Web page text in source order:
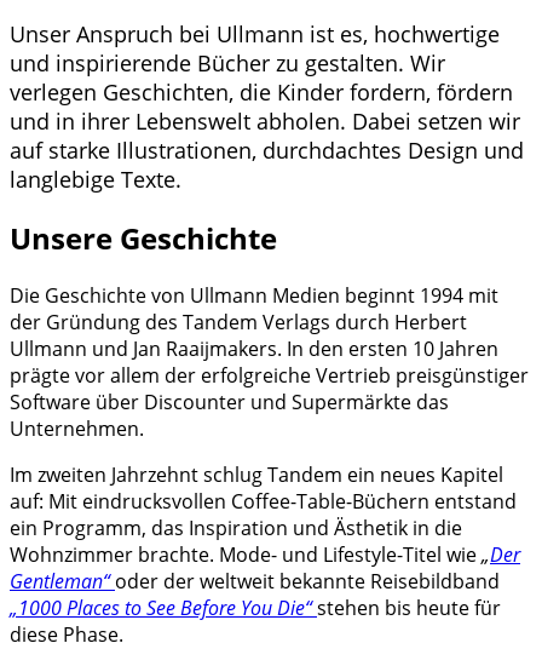
Unser Anspruch bei Ullmann ist es, hochwertige
und inspirierende Bücher zu gestalten. Wir
verlegen Geschichten, die Kinder fordern, fördern
und in ihrer Lebenswelt abholen. Dabei setzen wir
auf starke Illustrationen, durchdachtes Design und
langlebige Texte.
Unsere Geschichte
Die Geschichte von Ullmann Medien beginnt 1994 mit
der Gründung des Tandem Verlags durch Herbert
Ullmann und Jan Raaijmakers. In den ersten 10 Jahren
prägte vor allem der erfolgreiche Vertrieb preisgünstiger
Software über Discounter und Supermärkte das
Unternehmen.
Im zweiten Jahrzehnt schlug Tandem ein neues Kapitel
auf: Mit eindrucksvollen Coffee-Table-Büchern entstand
ein Programm, das Inspiration und Ästhetik in die
Wohnzimmer brachte. Mode- und Lifestyle-Titel wie„Der
Gentleman“oder der weltweit bekannte Reisebildband
„1000 Places to See Before You Die“stehen bis heute für
diese Phase.